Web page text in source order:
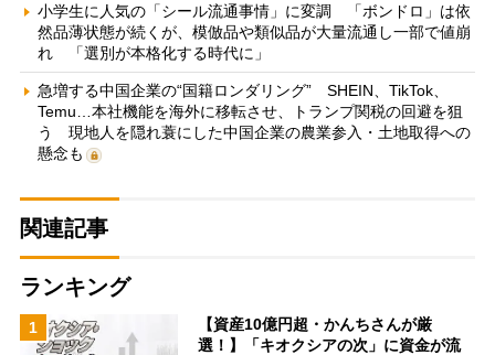
小学生に人気の「シール流通事情」に変調 「ボンドロ」は依
然品薄状態が続くが、模倣品や類似品が大量流通し一部で値崩
れ 「選別が本格化する時代に」
急増する中国企業の“国籍ロンダリング” SHEIN、TikTok、
Temu…本社機能を海外に移転させ、トランプ関税の回避を狙
う 現地人を隠れ蓑にした中国企業の農業参入・土地取得への
懸念も
関連記事
ランキング
1
【資産10億円超・かんちさんが厳
選！】「キオクシアの次」に資金が流